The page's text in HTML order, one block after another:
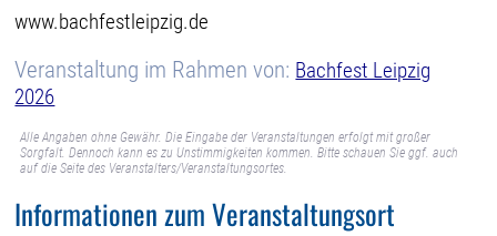
www.bachfestleipzig.de
Veranstaltung im Rahmen von: Bachfest Leipzig
2026
Alle Angaben ohne Gewähr. Die Eingabe der Veranstaltungen erfolgt mit großer
Sorgfalt. Dennoch kann es zu Unstimmigkeiten kommen. Bitte schauen Sie ggf. auch
auf die Seite des Veranstalters/Veranstaltungsortes.
Informationen zum Veranstaltungsort